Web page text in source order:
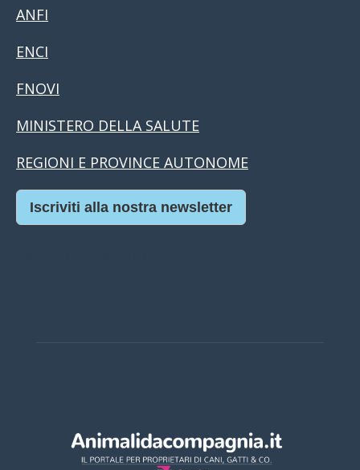
ANFI
ENCI
FNOVI
MINISTERO DELLA SALUTE
REGIONI E PROVINCE AUTONOME
Iscriviti alla nostra newsletter